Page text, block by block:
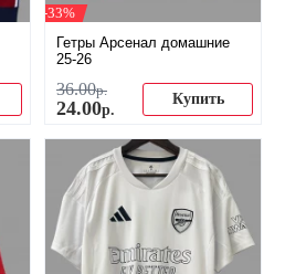
-33%
Гетры Арсенал домашние
25-26
36.00р.
24.00р.
Купить